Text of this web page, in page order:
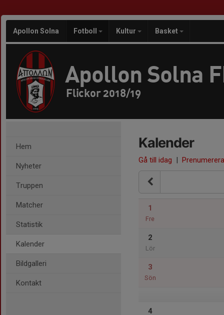
Apollon Solna Fotboll Kultur Basket
Apollon Solna
Flickor 2018/19
Hem
Nyheter
Truppen
Matcher
Statistik
Kalender
Bildgalleri
Kontakt
Kalender
Gå till idag | Prenumerera
1
Fre
2
Lör
3
Sön
4